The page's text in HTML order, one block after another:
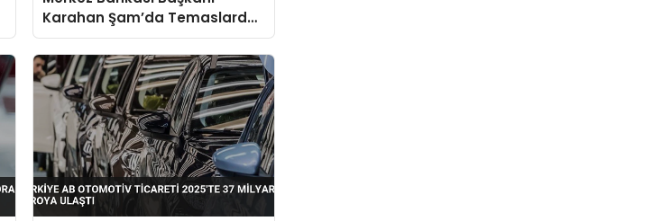
Karahan Şam’da Temaslarda
Bulundu Karşılıklı Mevduat
Hesapları Açılacak